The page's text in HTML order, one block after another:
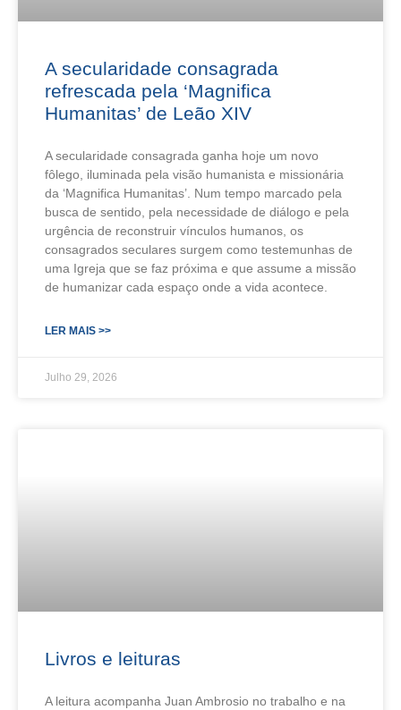
A secularidade consagrada
refrescada pela ‘Magnifica
Humanitas’ de Leão XIV
A secularidade consagrada ganha hoje um novo
fôlego, iluminada pela visão humanista e missionária
da ‘Magnifica Humanitas’. Num tempo marcado pela
busca de sentido, pela necessidade de diálogo e pela
urgência de reconstruir vínculos humanos, os
consagrados seculares surgem como testemunhas de
uma Igreja que se faz próxima e que assume a missão
de humanizar cada espaço onde a vida acontece.
LER MAIS >>
Julho 29, 2026
Livros e leituras
A leitura acompanha Juan Ambrosio no trabalho e na